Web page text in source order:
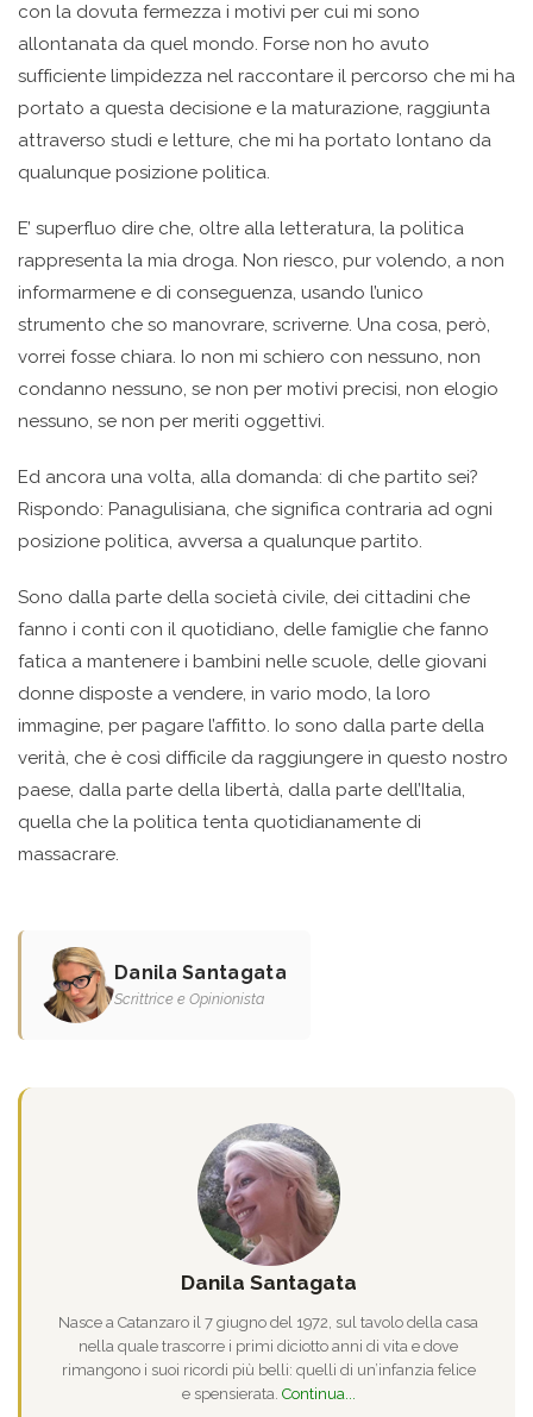
con la dovuta fermezza i motivi per cui mi sono
allontanata da quel mondo. Forse non ho avuto
sufficiente limpidezza nel raccontare il percorso che mi ha
portato a questa decisione e la maturazione, raggiunta
attraverso studi e letture, che mi ha portato lontano da
qualunque posizione politica.
E’ superfluo dire che, oltre alla letteratura, la politica
rappresenta la mia droga. Non riesco, pur volendo, a non
informarmene e di conseguenza, usando l’unico
strumento che so manovrare, scriverne. Una cosa, però,
vorrei fosse chiara. Io non mi schiero con nessuno, non
condanno nessuno, se non per motivi precisi, non elogio
nessuno, se non per meriti oggettivi.
Ed ancora una volta, alla domanda: di che partito sei?
Rispondo: Panagulisiana, che significa contraria ad ogni
posizione politica, avversa a qualunque partito.
Sono dalla parte della società civile, dei cittadini che
fanno i conti con il quotidiano, delle famiglie che fanno
fatica a mantenere i bambini nelle scuole, delle giovani
donne disposte a vendere, in vario modo, la loro
immagine, per pagare l’affitto. Io sono dalla parte della
verità, che è così difficile da raggiungere in questo nostro
paese, dalla parte della libertà, dalla parte dell’Italia,
quella che la politica tenta quotidianamente di
massacrare.
Danila Santagata
Scrittrice e Opinionista
Danila Santagata
Nasce a Catanzaro il 7 giugno del 1972, sul tavolo della casa
nella quale trascorre i primi diciotto anni di vita e dove
rimangono i suoi ricordi più belli: quelli di un’infanzia felice
e spensierata. Continua...